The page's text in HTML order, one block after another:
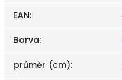
EAN:
Barva:
průměr (cm):